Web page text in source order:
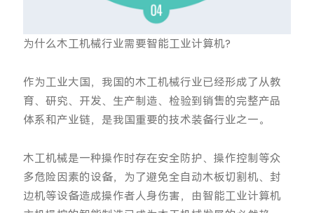
为什么木工机械行业需要智能工业计算机?
作为工业大国，我国的木工机械行业已经形成了从教
育、研究、开发、生产制造、检验到销售的完整产品
体系和产业链，是我国重要的技术装备行业之一。
木工机械是一种操作时存在安全防护、操作控制等众
多危险因素的设备，为了避免全自动木板切割机、封
边机等设备造成操作者人身伤害，由智能工业计算机